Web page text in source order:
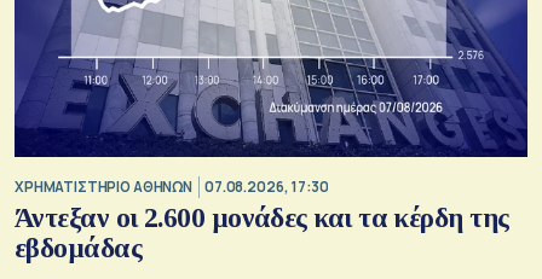
XΡΗΜΑΤΙΣΤΗΡΙΟ ΑΘΗΝΩΝ 07.08.2026, 17:30
Άντεξαν οι 2.600 μονάδες και τα κέρδη της
εβδομάδας